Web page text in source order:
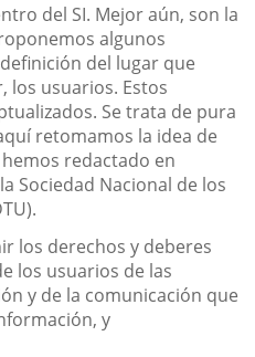
del SI. Mejor aún, son la
algunos
del lugar que
los usuarios. Estos
Se trata de pura
retomamos la idea de
redactado en
Sociedad Nacional de los
los derechos y deberes
los usuarios de las
y de la comunicación que
y